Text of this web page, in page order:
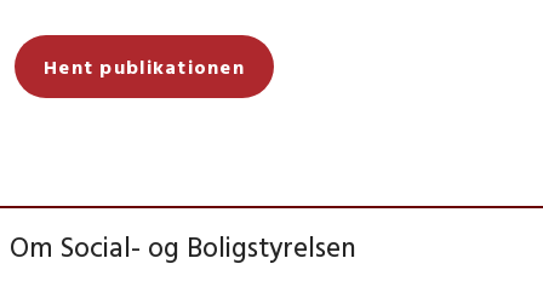
Hent publikationen
Om Social- og Boligstyrelsen